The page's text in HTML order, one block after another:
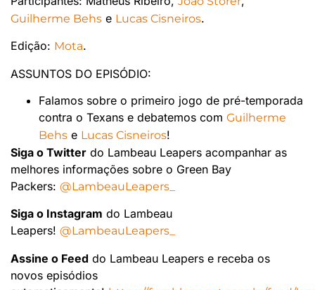
Guilherme Behs e Lucas Cisneiros.
Edição: Mota.
ASSUNTOS DO EPISÓDIO:
Falamos sobre o primeiro jogo de pré-temporada
contra o Texans e debatemos com Guilherme
Behs e Lucas Cisneiros!
Siga o Twitter do Lambeau Leapers acompanhar as
melhores informações sobre o Green Bay
Packers: @LambeauLeapers_
Siga o Instagram do Lambeau
Leapers! @LambeauLeapers_
Assine o Feed do Lambeau Leapers e receba os
novos episódios